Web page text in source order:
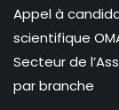
Appel à
scientifique
Secteur de
par branche